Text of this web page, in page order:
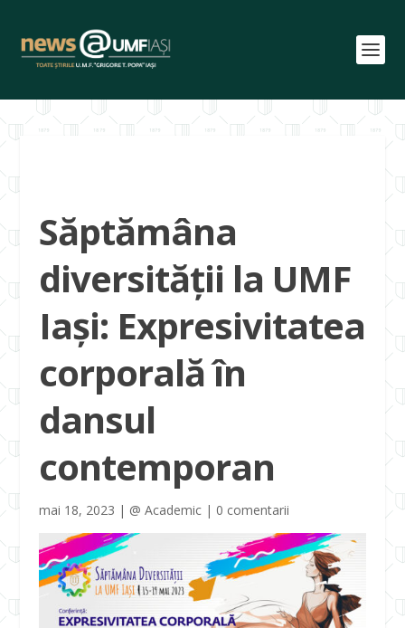
Săptămâna
diversității la UMF
Iași: Expresivitatea
corporală în
dansul
contemporan
mai 18, 2023 | @ Academic| 0 comentarii